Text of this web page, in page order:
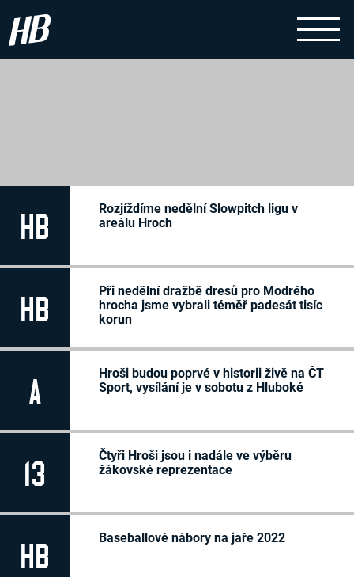
HB
Rozjíždíme nedělní Slowpitch ligu v
areálu Hroch
HB
Při nedělní dražbě dresů pro Modrého
hrocha jsme vybrali téměř padesát tisíc
korun
A
Hroši budou poprvé v historii živě na ČT
Sport, vysílání je v sobotu z Hluboké
13
Čtyři Hroši jsou i nadále ve výběru
žákovské reprezentace
HB Baseballové nábory na jaře 2022